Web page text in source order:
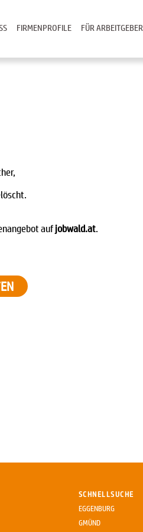
FÜR ARBEITGEBER
FIRMENPROFILE
aufjobwald.at
SCHNELLSUCHE
EGGENBURG
GMÜND